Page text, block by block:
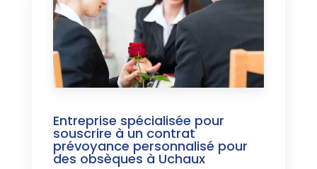
Entreprise spécialisée pour
souscrire à un contrat
prévoyance personnalisé pour
des obsèques à Uchaux